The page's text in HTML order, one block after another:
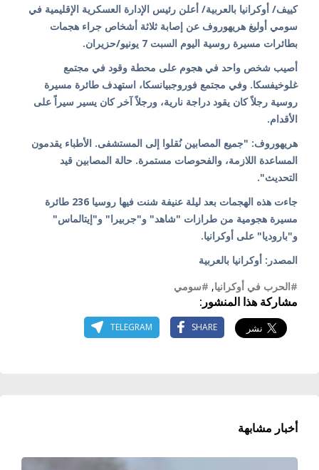
كييف/ أوكرانيا بالعربية/ أعلن رئيس الإدارة العسكرية الإقليمية في
سومي أوليغ هريهوروف عن إصابة ثلاثة أشخاص جراء هجمات
بطائرات مسيرة روسية اليوم السبت 7 يونيو/حزيران.
أصيب شخص واحد في هجوم على محطة وقود في مجتمع
غلوخيفسكا. وفي مجتمع فوروجبيانسكا، استهدف طائرة مسيرة
روسية رجلاً كان يقود دراجة نارية، ورجلاً آخر كان يسير سيراً على
الأقدام.
هريهوروف: "جميع المصابين نُقلوا إلى المستشفى. الأطباء يقدمون
المساعدة اللازمة، والفحوصات مستمرة. حالة المصابين قيد
التحديث".
جاءت هذه الهجمات بعد ليلة عنيفة شنت فيها روسيا 236 طائرة
مسيرة هجومية من طرازات "شاهد" و"جربيرا" و"إيتالماس"
و"باروديا" على أوكرانيا.
المصدر: أوكرانيا بالعربية
#الحرب في أوكرانيا, #سومي
مشاركة هذا المنشور:
SHARE
TELEGRAM
أخبار مشابهة